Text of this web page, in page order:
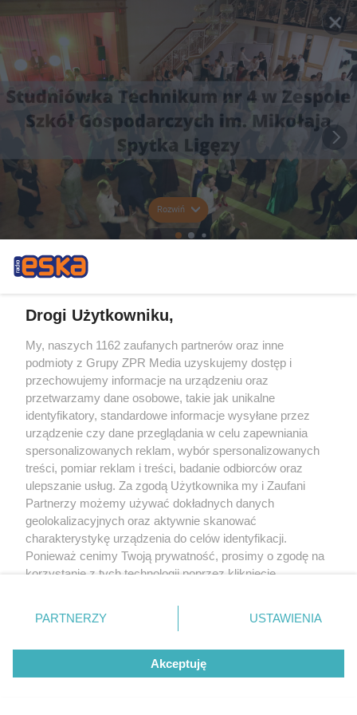
Rozwiń
Drogi Użytkowniku,
My, naszych 1162 zaufanych partnerów oraz inne
podmioty z Grupy ZPR Media uzyskujemy dostęp i
przechowujemy informacje na urządzeniu oraz
przetwarzamy dane osobowe, takie jak unikalne
identyfikatory, standardowe informacje wysyłane przez
urządzenie czy dane przeglądania w celu zapewniania
spersonalizowanych reklam, wybór spersonalizowanych
treści, pomiar reklam i treści, badanie odbiorców oraz
ulepszanie usług. Za zgodą Użytkownika my i Zaufani
Partnerzy możemy używać dokładnych danych
geolokalizacyjnych oraz aktywnie skanować
charakterystykę urządzenia do celów identyfikacji.
Ponieważ cenimy Twoją prywatność, prosimy o zgodę na
korzystanie z tych technologii poprzez kliknięcie
zmienić/wycofać klikając przycisk ustawień prywatności
znajdujący się w lewym dolnym rogu strony
rodzaje przetwarzania danych nie wymagają zgody
użytkownika, ale masz prawo sprzeciwić się takiemu
przetwarzaniu. Preferencje będą miały zastosowanie tylko
PARTNERZY USTAWIENIA
Akceptuję